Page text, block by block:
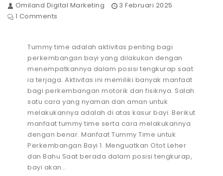
Omiland Digital Marketing
3 Februari 2025
1 Comments
Tummy time adalah aktivitas penting bagi
perkembangan bayi yang dilakukan dengan
menempatkannya dalam posisi tengkurap saat
ia terjaga. Aktivitas ini memiliki banyak manfaat
bagi perkembangan motorik dan fisiknya. Salah
satu cara yang nyaman dan aman untuk
melakukannya adalah di atas kasur bayi. Berikut
manfaat tummy time serta cara melakukannya
dengan benar. Manfaat Tummy Time untuk
Perkembangan Bayi 1. Menguatkan Otot Leher
dan Bahu Saat berada dalam posisi tengkurap,
bayi akan…